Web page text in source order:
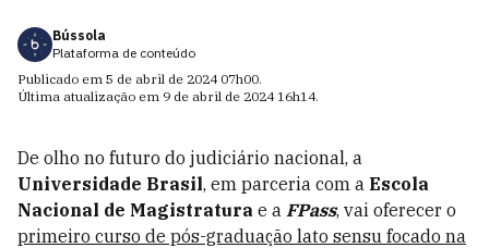
Bússola
Plataforma de conteúdo
Publicado em 5 de abril de 2024 07h00.
Última atualização em 9 de abril de 2024 16h14.
De olho no futuro do judiciário nacional, a
Universidade Brasil, em parceria com a Escola
Nacional de Magistratura e a FPass, vai oferecer o
primeiro curso de pós-graduação lato sensu focado na